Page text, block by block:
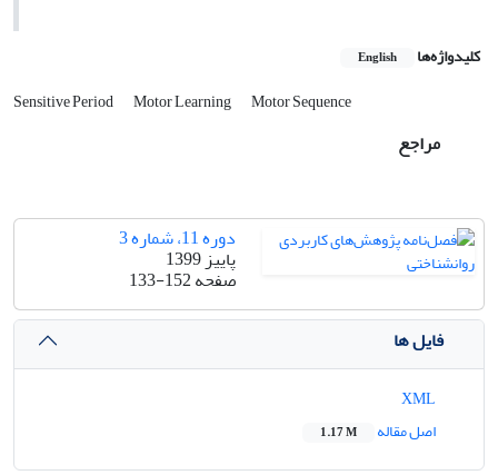
کلیدواژه‌ها English
Sensitive Period Motor Learning Motor Sequence
مراجع
دوره 11، شماره 3
پاییز 1399
صفحه133-152
فایل ها
اصل مقاله
1.17 M